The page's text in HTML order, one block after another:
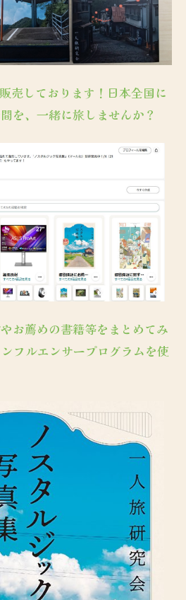
売しております！日本全国に
を、一緒に旅しませんか？
お薦めの書籍等をまとめてみ
フルエンサープログラムを使